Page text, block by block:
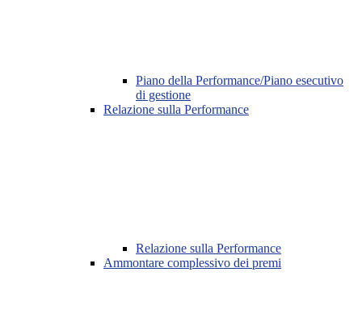
Piano della Performance/Piano esecutivo
di gestione
Relazione sulla Performance
Relazione sulla Performance
Ammontare complessivo dei premi